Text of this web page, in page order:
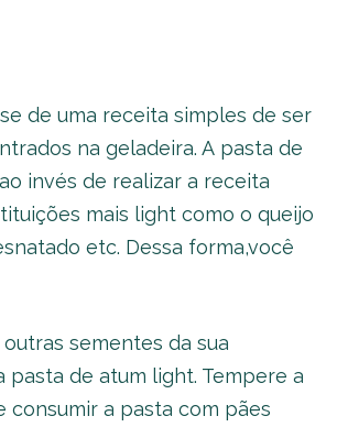
de uma receita simples de ser
na geladeira. A pasta de
invés de realizar a receita
mais light como o queijo
etc. Dessa forma,você
sementes da sua
de atum light. Tempere a
consumir a pasta com pães